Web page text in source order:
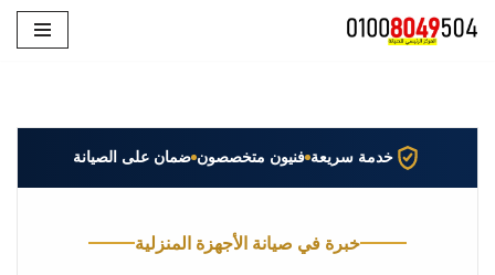
خدمة سريعة فنيون متخصصون ضمان على الصيانة
خبرة في صيانة الأجهزة المنزلية